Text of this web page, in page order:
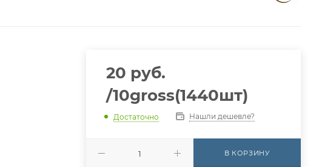
20 руб.
/10gross(1440шт)
Достаточно Нашли дешевле?
В КОРЗИНУ